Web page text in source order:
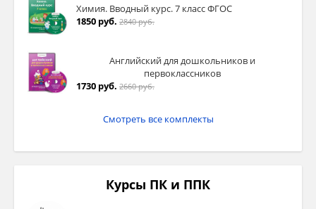
Химия. Вводный курс. 7 класс ФГОС
1850 руб. 2840 руб.
Английский для дошкольников и
первоклассников
1730 руб. 2660 руб.
Смотреть все комплекты
Курсы ПК и ППК